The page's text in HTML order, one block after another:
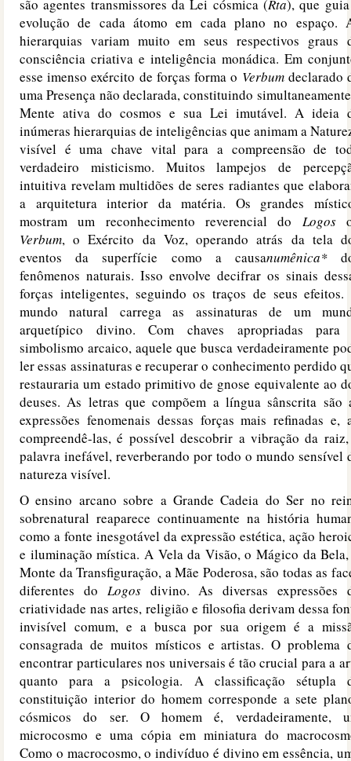
são agentes transmissores da Lei cósmica (Rta), que
evolução de cada átomo em cada plano no espaço.
hierarquias variam muito em seus respectivos graus
consciência criativa e inteligência monádica. Em
esse imenso exército de forças forma o Verbumdeclarado
uma Presença não declarada, constituindo
Mente ativa do cosmos e sua Lei imutável. A ideia
inúmeras hierarquias de inteligências que animam a
visível é uma chave vital para a compreensão de
verdadeiro misticismo. Muitos lampejos de
intuitiva revelam multidões de seres radiantes que
a arquitetura interior da matéria. Os grandes
mostram um reconhecimento reverencial do Logos
Verbum, o Exército da Voz, operando atrás da tela
eventos da superfície como a causanumênica*
fenômenos naturais. Isso envolve decifrar os sinais
forças inteligentes, seguindo os traços de seus efeitos.
mundo natural carrega as assinaturas de um
arquetípico divino. Com chaves apropriadas para
simbolismo arcaico, aquele que busca verdadeiramente
ler essas assinaturas e recuperar o conhecimento perdido
restauraria um estado primitivo de gnose equivalente ao
deuses. As letras que compõem a língua sânscrita são
expressões fenomenais dessas forças mais refinadas e,
compreendê-las, é possível descobrir a vibração da
palavra inefável, reverberando por todo o mundo sensível
natureza visível.
O ensino arcano sobre a Grande Cadeia do Ser no
sobrenatural reaparece continuamente na história
como a fonte inesgotável da expressão estética, ação
e iluminação mística. A Vela da Visão, o Mágico da
Monte da Transfiguração, a Mãe Poderosa, são todas as
diferentes do Logosdivino. As diversas expressões
criatividade nas artes, religião e filosofia derivam dessa
invisível comum, e a busca por sua origem é a
consagrada de muitos místicos e artistas. O problema
encontrar particulares nos universais é tão crucial para a
quanto para a psicologia. A classificação sétupla
constituição interior do homem corresponde a sete
cósmicos do ser. O homem é, verdadeiramente,
microcosmo e uma cópia em miniatura do
Como o macrocosmo, o indivíduo é divino em essência,